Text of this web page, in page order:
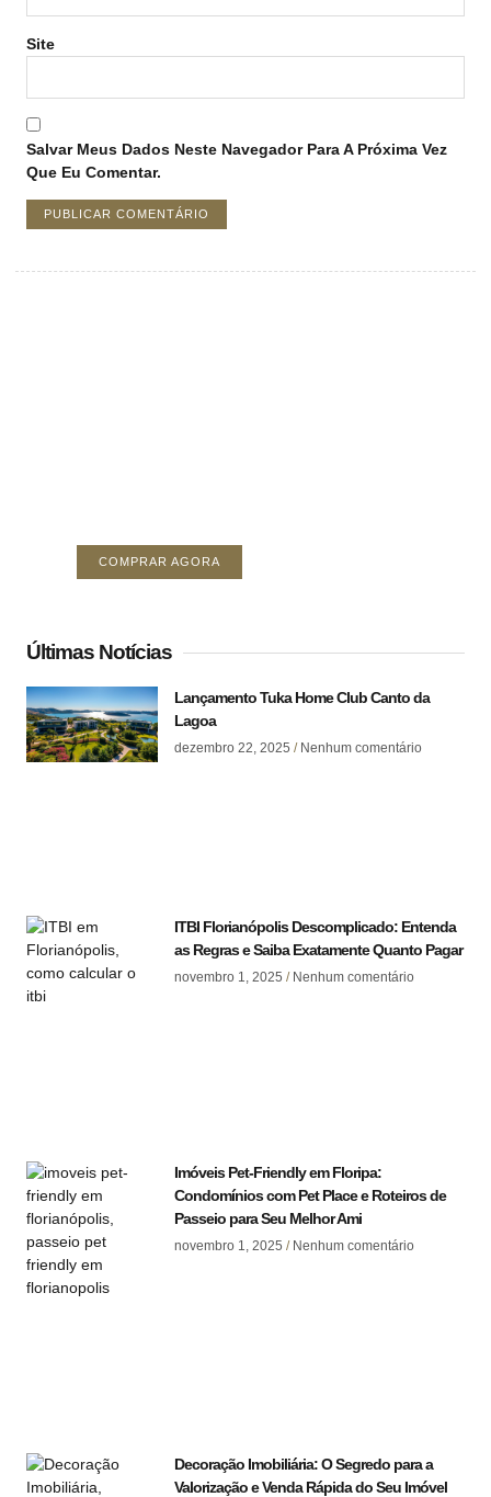
Site
Salvar Meus Dados Neste Navegador Para A Próxima Vez
Que Eu Comentar.
COMPRAR AGORA
Últimas Notícias
Lançamento Tuka Home Club Canto da
Lagoa
dezembro 22, 2025 Nenhum comentário
ITBI Florianópolis Descomplicado: Entenda
as Regras e Saiba Exatamente Quanto Pagar
novembro 1, 2025 Nenhum comentário
Imóveis Pet-Friendly em Floripa:
Condomínios com Pet Place e Roteiros de
Passeio para Seu Melhor Ami
novembro 1, 2025 Nenhum comentário
Decoração Imobiliária: O Segredo para a
Valorização e Venda Rápida do Seu Imóvel